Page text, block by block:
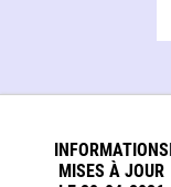
INFORMATIONS
MISES À JOUR